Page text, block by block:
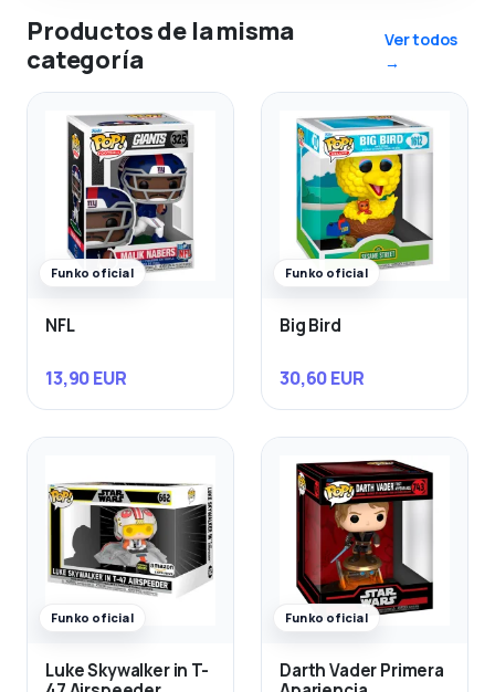
Productos de la misma
categoría
Ver todos
→
Funko oficial
NFL
13,90 EUR
Funko oficial
Big Bird
30,60 EUR
Funko oficial
Luke Skywalker in T-
Funko oficial
Darth Vader Primera